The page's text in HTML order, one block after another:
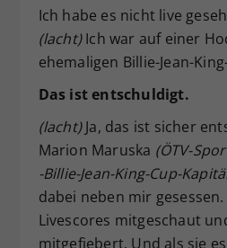
Ich habe es nicht live
(lacht)Ich war auf einer
ehemaligen Billie-Jean-
Das ist entschuldigt.
(lacht)Ja, das ist sicher
Marion Maruska (ÖTV-
-Billie-Jean-King-Cup-
dabei neben mir
Livescores mitgeschaut
mitgefiebert. Und als sie